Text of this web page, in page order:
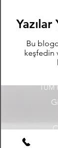
Bu
keşfedin
TÜM